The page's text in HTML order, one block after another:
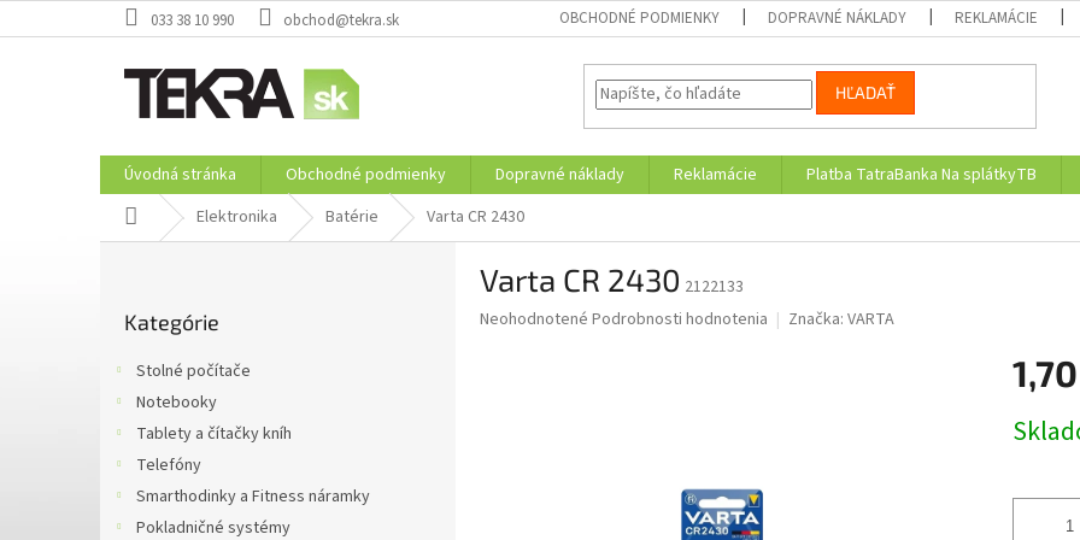
na
033 38 10 990 obchod@tekra.sk OBCHODNÉ PODMIENKY DOPRAVNÉ NÁKLADY REKLAMÁCIE
HĽADAŤ
Úvodná stránka Obchodné podmienky Dopravné náklady Reklamácie Platba TatraBanka Na splátkyTB
DomovElektronika Batérie Varta CR 2430
kategórie
Kategórie
Stolné počítače
Notebooky
Tablety a čítačky kníh
Telefóny
Smarthodinky a Fitness náramky
Pokladničné systémy
Varta CR 2430 2122133
Priemerné
Neohodnotené Podrobnosti hodnotenia Značka: VARTA
cena: